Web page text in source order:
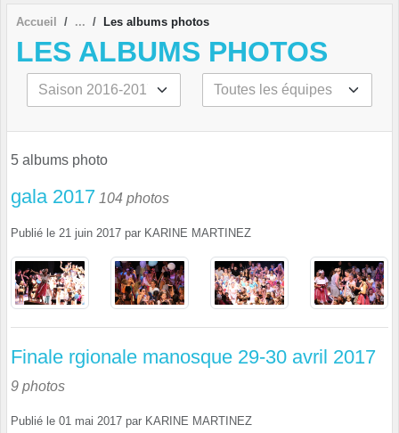
Accueil Les albums photos
LES ALBUMS PHOTOS
5 albums photo
gala 2017 104 photos
Publié le 21 juin 2017 par KARINE MARTINEZ
Finale rgionale manosque 29-30 avril 2017
9 photos
Publié le 01 mai 2017 par KARINE MARTINEZ